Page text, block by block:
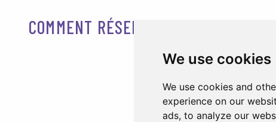
We use cookies
We use cookies and
experience on our
ads, to analyze our
COMMENT RÉSERVER AVEC WTP